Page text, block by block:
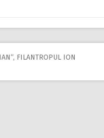
FILANTROPUL ION